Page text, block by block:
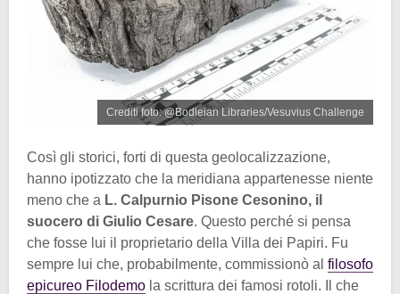
Crediti foto: @Bodleian Libraries/Vesuvius Challenge
Così gli storici, forti di questa geolocalizzazione,
hanno ipotizzato che la meridiana appartenesse niente
meno che a L. Calpurnio Pisone Cesonino, il
suocero di Giulio Cesare. Questo perché si pensa
che fosse lui il proprietario della Villa dei Papiri. Fu
sempre lui che, probabilmente, commissionò al filosofo
epicureo Filodemo la scrittura dei famosi rotoli. Il che